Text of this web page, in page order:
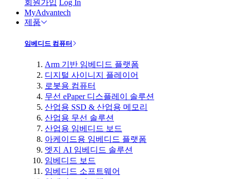
회원가입 Log In
MyAdvantech
제품
임베디드 컴퓨터
Arm 기반 임베디드 플랫폼
디지털 사이니지 플레이어
로봇용 컴퓨터
무선 ePaper 디스플레이 솔루션
산업용 SSD & 산업용 메모리
산업용 무선 솔루션
산업용 임베디드 보드
아케이드용 임베디드 플랫폼
엣지 AI 임베디드 솔루션
임베디드 보드
임베디드 소프트웨어